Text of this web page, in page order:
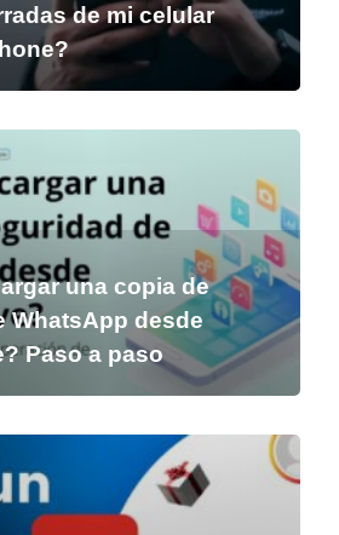
de mi celular
una copia de
WhatsApp desde
Paso a paso